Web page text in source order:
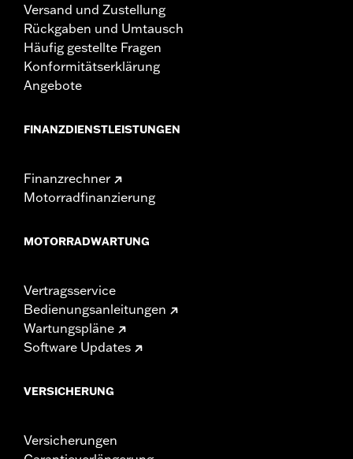
Versand und Zustellung
Rückgaben und Umtausch
Häufig gestellte Fragen
Konformitätserklärung
Angebote
FINANZDIENSTLEISTUNGEN
Finanzrechner
Motorradfinanzierung
MOTORRADWARTUNG
Vertragsservice
Bedienungsanleitungen
Wartungspläne
Software Updates
VERSICHERUNG
Versicherungen